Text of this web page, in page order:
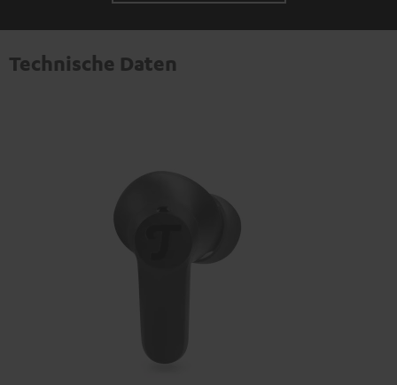
Technische Daten